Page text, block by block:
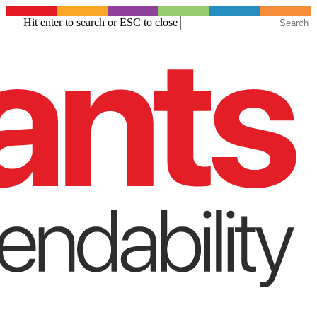
to
Hit enter to search or ESC to close